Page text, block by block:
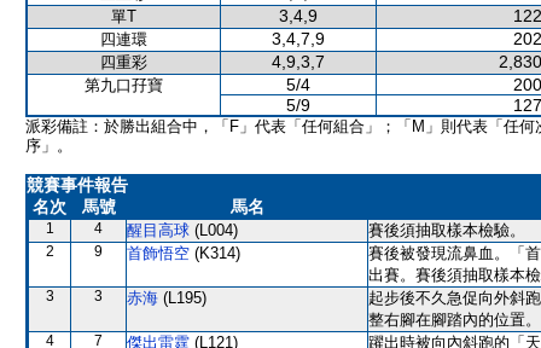
單T 3,4,9
四連環 3,4,7,9
四重彩 4,9,3,7
第九口孖寶 5/4
5/9
派彩備註：於勝出組合中，「F」代表「任何組合」；「M」則代表「任何
序」。
競賽事件報告
名次
馬號 馬名
1 4 醒目高球 (L004) 賽後須抽取樣本檢驗。
2 9 首飾悟空 (K314)
賽後被發現流鼻血。「
出賽。賽後須抽取樣本
3 3 赤海 (L195)
起步後不久急促向外斜
整右腳在腳踏內的位置。
4 7 傑出雷霆 (L121)
躍出時被向內斜跑的「